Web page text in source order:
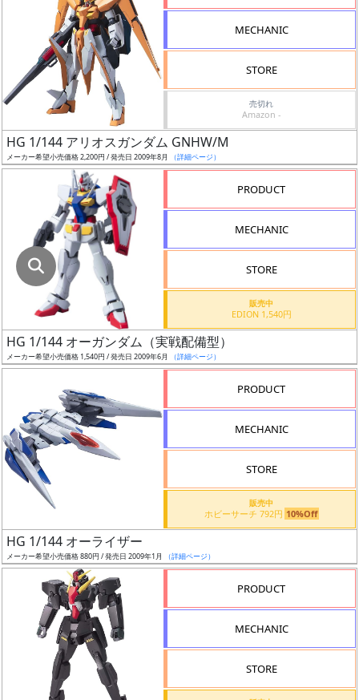
舗
が
安
値
ス
ア
ラ
ス
ト
タ
ー
MECHANIC
STORE
売切れ
Amazon -
HG 1/144 アリオスガンダム GNHW/M
メーカー希望小売価格 2,200円 / 発売日 2009年8月 （詳細ページ）
PRODUCT
MECHANIC
STORE
販売中
EDION 1,540円
HG 1/144 オーガンダム（実戦配備型）
メーカー希望小売価格 1,540円 / 発売日 2009年6月 （詳細ページ）
PRODUCT
MECHANIC
STORE
販売中
ホビーサーチ 792円 10%Off
HG 1/144 オーライザー
メーカー希望小売価格 880円 / 発売日 2009年1月 （詳細ページ）
PRODUCT
MECHANIC
STORE